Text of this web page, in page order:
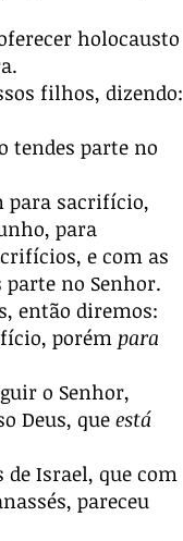
holocausto
filhos, dizendo:
tendes parte no
para sacrifício,
para
e com as
no Senhor.
então diremos:
porém para
o Senhor,
Deus, que está
de Israel, que com
pareceu